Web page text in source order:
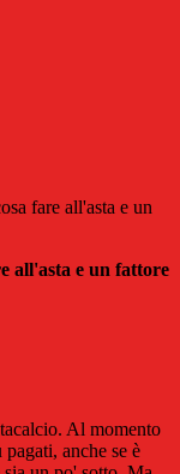
fare all'asta e un
all'asta e un fattore
Al momento
anche se è